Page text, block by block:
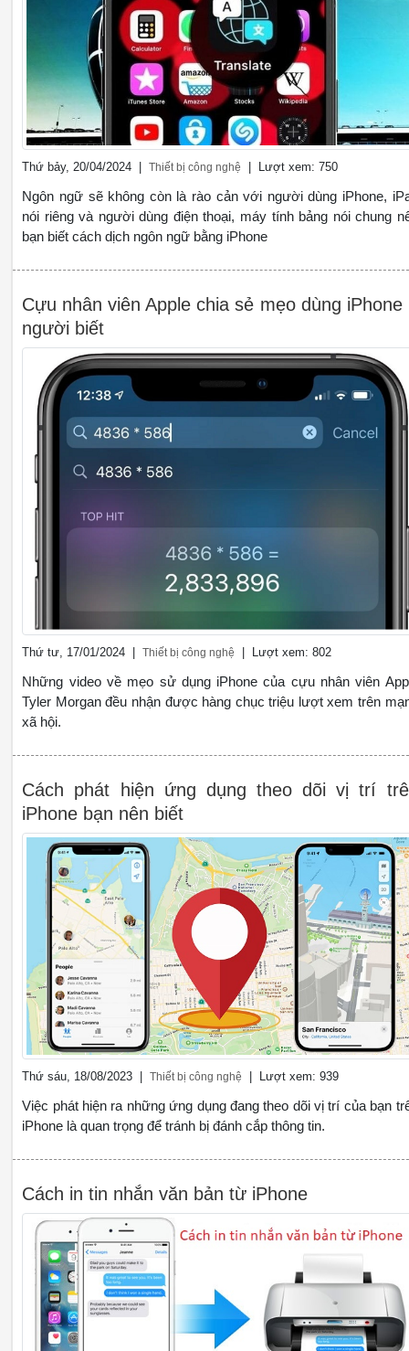
Thứ bảy, 20/04/2024 |Thiết bị công nghệ | Lượt xem: 750
Ngôn ngữ sẽ không còn là rào cản với người dùng iPhone,
nói riêng và người dùng điện thoại, máy tính bảng nói chung
bạn biết cách dịch ngôn ngữ bằng iPhone
Cựu nhân viên Apple chia sẻ mẹo dùng iPhone
người biết
Thứ tư, 17/01/2024 |Thiết bị công nghệ | Lượt xem: 802
Những video về mẹo sử dụng iPhone của cựu nhân viên
Tyler Morgan đều nhận được hàng chục triệu lượt xem trên
xã hội.
Cách phát hiện ứng dụng theo dõi vị trí
iPhone bạn nên biết
Thứ sáu, 18/08/2023 |Thiết bị công nghệ | Lượt xem: 939
Việc phát hiện ra những ứng dụng đang theo dõi vị trí của bạn
iPhone là quan trọng để tránh bị đánh cắp thông tin.
Cách in tin nhắn văn bản từ iPhone